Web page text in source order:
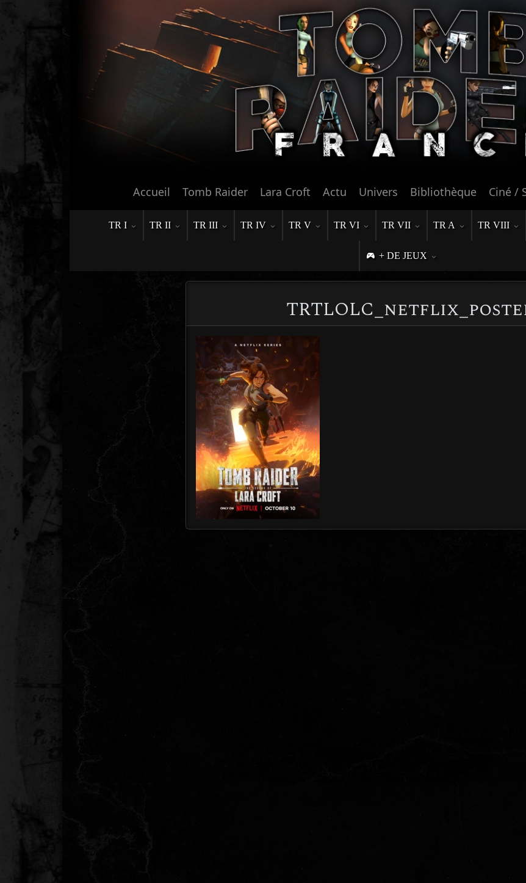
Accueil Tomb Raider Lara Croft Actu Univers Bibliothèque Ciné /
TR I TR II TR III TR IV TR V TR VI TR VII TR A TR VIII
+ DE JEUX